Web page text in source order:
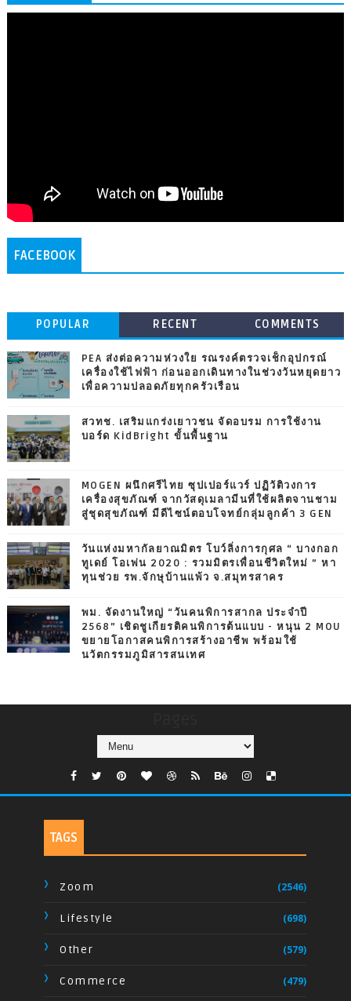
FACEBOOK
POPULAR RECENT COMMENTS
PEA ส่งต่อความห่วงใย รณรงค์ตรวจเช็กอุปกรณ์
เครื่องใช้ไฟฟ้า ก่อนออกเดินทางในช่วงวันหยุดยาว
เพื่อความปลอดภัยทุกครัวเรือน
สวทช. เสริมแกร่งเยาวชน จัดอบรม การใช้งาน
บอร์ด KidBright ขั้นพื้นฐาน
MOGEN ผนึกศรีไทย ซุปเปอร์แวร์ ปฏิวัติวงการ
เครื่องสุขภัณฑ์ จากวัสดุเมลามีนที่ใช้ผลิตจานชาม
สู่ชุดสุขภัณฑ์ มีดีไซน์ตอบโจทย์กลุ่มลูกค้า 3 GEN
วันแห่งมหากัลยาณมิตร โบว์ลิ่งการกุศล “ บางกอก
ทูเดย์ โอเพ่น 2020 : รวมมิตรเพื่อนชีวิตใหม่ ” หา
ทุนช่วย รพ.จักษุบ้านแพ้ว จ.สมุทรสาคร
พม. จัดงานใหญ่ “วันคนพิการสากล ประจำปี
2568” เชิดชูเกียรติคนพิการต้นแบบ - หนุน 2 MOU
ขยายโอกาสคนพิการสร้างอาชีพ พร้อมใช้
นวัตกรรมภูมิสารสนเทศ
TAGS
Zoom (2546)
Lifestyle (698)
Other (579)
Commerce (479)